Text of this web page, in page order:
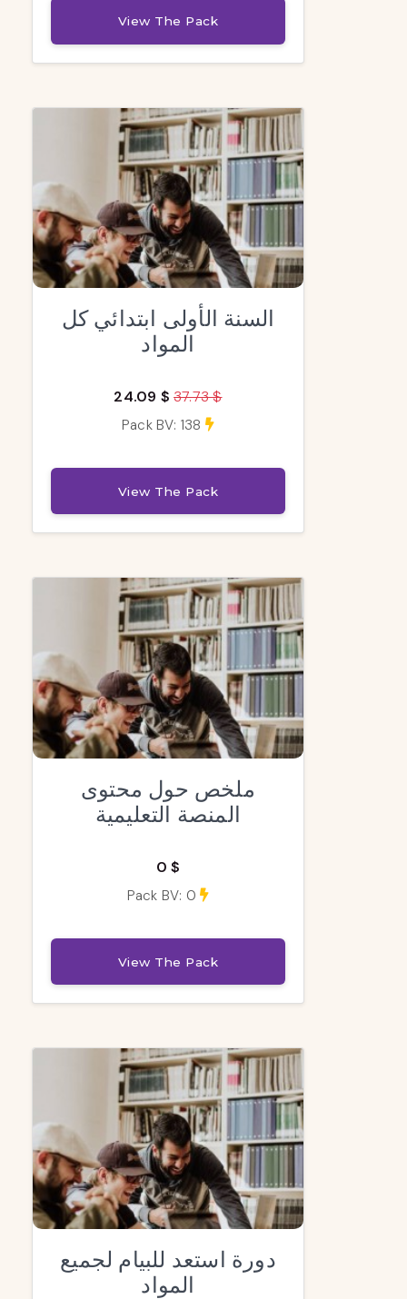
View The Pack
السنة الأولى ابتدائي كل
المواد
24.09 $ 37.73 $
Pack BV: 138
View The Pack
ملخص حول محتوى
المنصة التعليمية
0 $
Pack BV: 0
View The Pack
دورة استعد للبيام لجميع
المواد